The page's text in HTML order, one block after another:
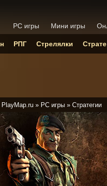
PlayMap.ru » PC игры » Стратегии
PC игры Мини игры
РПГ Стрелялки